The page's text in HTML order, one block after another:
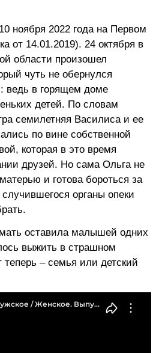
ноября 2022 года на Первом
от 14.01.2019). 24 октября в
области произошел
чуть не обернулся
ведь в горящем доме
детей. По словам
семилетняя Василиса и ее
по вине собственной
которая в это время
друзей. Но сама Ольга не
и готова бороться за
органы опеки
оставила малышей одних
выжить в страшном
– семья или детский